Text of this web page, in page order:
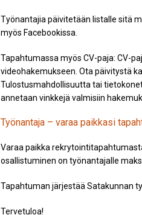
Työnantajia päivitetään listalle sitä
myös Facebookissa.
Tapahtumassa myös CV-paja: CV-
videohakemukseen. Ota päivitystä
Tulostusmahdollisuutta tai
annetaan vinkkejä valmisiin
Työnantaja – varaa paikkasi
Varaa paikka
osallistuminen on työnantajalle
Tapahtuman järjestää Satakunnan
Tervetuloa!